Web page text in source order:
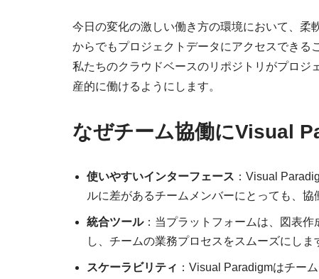
今日の変化の激しい働き方の環境において、柔
からでもプロジェクトデータにアクセスできる
私たちのクラウドベースのリポジトリがプロジ
産的に働けるようにします。
なぜチーム協働にVisual
使いやすいインターフェース ：Visual
ルに差があるチームメンバーにとっても、協
統合ツール：当プラットフォームは、図表
し、チームの業務プロセスをスムーズにしま
スケーラビリティ ：Visual Paradigmはチー